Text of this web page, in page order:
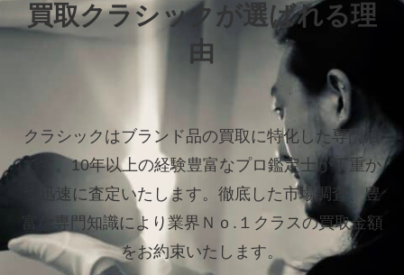
買取クラシックが選ばれる理
由
クラシックはブランド品の買取に特化した専門店
です。10年以上の経験豊富なプロ鑑定士が丁重か
つ迅速に査定いたします。 徹底した市場調査、豊
富な専門知識により業界Ｎｏ.１クラスの買取金額
をお約束いたします。